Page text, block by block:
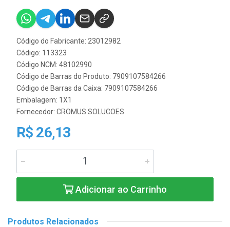
Código do Fabricante: 23012982
Código: 113323
Código NCM: 48102990
Código de Barras do Produto: 7909107584266
Código de Barras da Caixa: 7909107584266
Embalagem: 1X1
Fornecedor: CROMUS SOLUCOES
R$ 26,13
Adicionar ao Carrinho
Produtos Relacionados